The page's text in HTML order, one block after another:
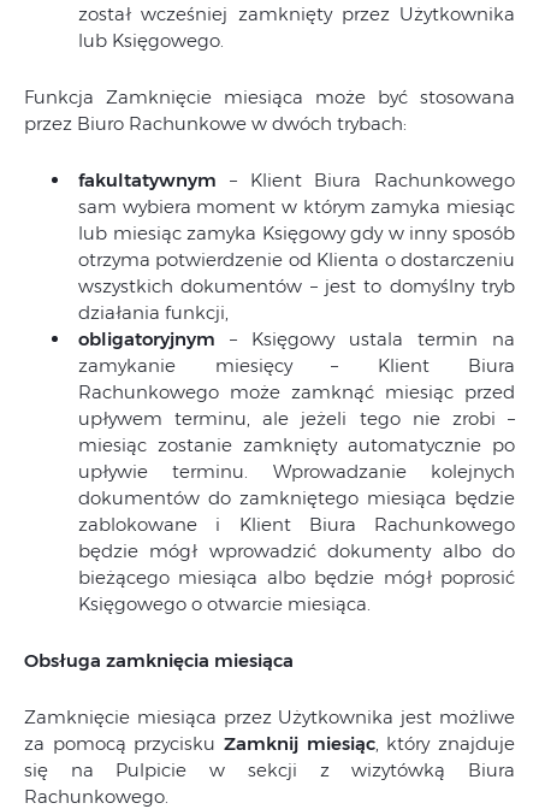
został wcześniej zamknięty przez Użytkownika
lub Księgowego.
Funkcja Zamknięcie miesiąca może być stosowana
przez Biuro Rachunkowe w dwóch trybach:
fakultatywnym – Klient Biura Rachunkowego
sam wybiera moment w którym zamyka miesiąc
lub miesiąc zamyka Księgowy gdy w inny sposób
otrzyma potwierdzenie od Klienta o dostarczeniu
wszystkich dokumentów – jest to domyślny tryb
działania funkcji,
obligatoryjnym – Księgowy ustala termin na
zamykanie miesięcy – Klient Biura
Rachunkowego może zamknąć miesiąc przed
upływem terminu, ale jeżeli tego nie zrobi –
miesiąc zostanie zamknięty automatycznie po
upływie terminu. Wprowadzanie kolejnych
dokumentów do zamkniętego miesiąca będzie
zablokowane i Klient Biura Rachunkowego
będzie mógł wprowadzić dokumenty albo do
bieżącego miesiąca albo będzie mógł poprosić
Księgowego o otwarcie miesiąca.
Obsługa zamknięcia miesiąca
Zamknięcie miesiąca przez Użytkownika jest możliwe
za pomocą przycisku Zamknij miesiąc, który znajduje
się na Pulpicie w sekcji z wizytówką Biura
Rachunkowego.